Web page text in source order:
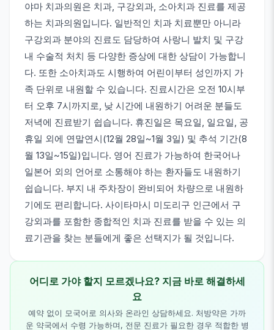
야마 치과의원은 치과, 구강외과, 소아치과 진료를 제공
하는 치과의원입니다. 일반적인 치과 치료뿐만 아니라
구강외과 분야의 진료도 담당하여 사랑니 발치 및 구강
내 수술적 처치 등 다양한 증상에 대한 상담이 가능합니
다. 또한 소아치과도 시행하여 어린이부터 성인까지 가
족 단위로 내원할 수 있습니다. 진료시간은 오전 10시부
터 오후 7시까지로, 낮 시간에 내원하기 어려운 분들도
저녁에 진료받기 쉽습니다. 휴진일은 목요일, 일요일, 공
휴일 외에 연말연시(12월 28일~1월 3일) 및 추석 기간(8
월 13일~15일)입니다. 영어 진료가 가능하여 한국어나
일본어 외의 언어로 소통해야 하는 환자들도 내원하기
쉽습니다. 부지 내 주차장이 완비되어 차량으로 내원하
기에도 편리합니다. 사이타마시 미도리구 인근에서 구
강외과를 포함한 종합적인 치과 진료를 받을 수 있는 의
료기관을 찾는 분들에게 좋은 선택지가 될 것입니다.
어디로 가야 할지 모르겠나요? 지금 바로 해결하세
요
예약 없이 모국어로 의사와 온라인 상담하세요. 처방약은 가까
운 약국에서 수령 가능하며, 전문 진료가 필요한 경우 적합한 병